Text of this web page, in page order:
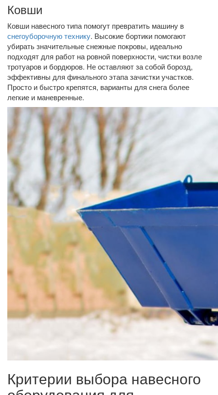
Ковши
Ковши навесного типа помогут превратить машину в
снегоуборочную технику. Высокие бортики помогают
убирать значительные снежные покровы, идеально
подходят для работ на ровной поверхности, чистки возле
тротуаров и бордюров. Не оставляют за собой борозд,
эффективны для финального этапа зачистки участков.
Просто и быстро крепятся, варианты для снега более
легкие и маневренные.
Критерии выбора навесного